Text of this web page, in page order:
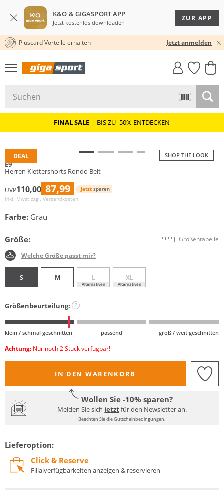
K&Ö & GIGASPORT APP
Jetzt kostenlos downloaden
ZUR APP
30 TAGE RÜCKGABERECHT
Pluscard Vorteile erhalten Jetzt anmelden
GIGASTYLE
FAHRRAD­
MUST-HAVE
FINAL SALE | BIS ZU -50% ENTDECKEN
SHOP THE LOOK
DEAL
E9
Herren Klettershorts Rondo Belt
UVP110,00 87,99 Jetzt sparen
inkl. Mwst zzgl. Versandkosten
Farbe: Grau
Größe: Größentabelle
Welche Größe passt mir?
S M L
Alternativen
XL
Alternativen
Größenbeurteilung: ?
klein / schmal geschnitten passend groß / weit geschnitten
Achtung: Nur noch 2 Stück verfügbar!
IN DEN WARENKORB
Wollen Sie -10% sparen?
Melden Sie sich jetztfür den Newsletter an.
Beachten Sie die Gutscheinbedingungen.
Lieferoption:
Click & Reserve
Filialverfügbarkeiten anzeigen & reservieren